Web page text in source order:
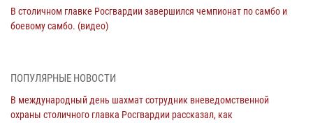
В столичном главке Росгвардии завершился чемпионат по самбо и
боевому самбо. (видео)
Офицер Росгвардии стал гостем прямого эфира на «Радио Москвы»
04 августа 2026, 12:28
ПОПУЛЯРНЫЕ НОВОСТИ
В международный день шахмат сотрудник вневедомственной
охраны столичного главка Росгвардии рассказал, как